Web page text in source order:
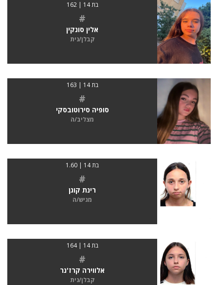
בת 14 | 162
#
אלין סונקין
קבלן/נית
בת 14 | 163
#
סופיה סירוטובסקי
מצליב/ה
בת 14 | 1.60
#
רינת קוגן
מגיש/ה
בת 14 | 164
#
אלווירה קרז'נר
קבלן/נית